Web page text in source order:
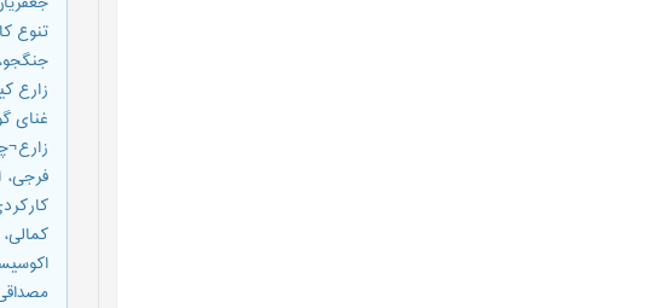
تنوع
جنگجو، محمد (1388). اصلاح و
غنای
مصداقی، منصور (1380).